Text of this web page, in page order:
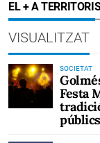
EL + A
VISUALITZAT
SOCIETAT
Festa
públics